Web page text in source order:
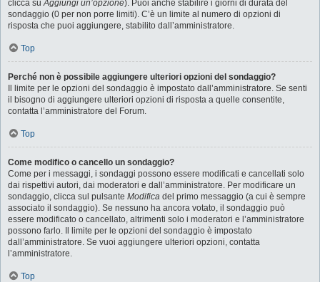
clicca suAggiungi un’opzione). Puoi anche stabilire i giorni di durata del
sondaggio (0 per non porre limiti). C’è un limite al numero di opzioni di
risposta che puoi aggiungere, stabilito dall’amministratore.
Top
Perché non è possibile aggiungere ulteriori opzioni del sondaggio?
Il limite per le opzioni del sondaggio è impostato dall’amministratore. Se senti
il bisogno di aggiungere ulteriori opzioni di risposta a quelle consentite,
contatta l’amministratore del Forum.
Top
Come modifico o cancello un sondaggio?
Come per i messaggi, i sondaggi possono essere modificati e cancellati solo
dai rispettivi autori, dai moderatori e dall’amministratore. Per modificare un
sondaggio, clicca sul pulsante Modifica del primo messaggio (a cui è sempre
associato il sondaggio). Se nessuno ha ancora votato, il sondaggio può
essere modificato o cancellato, altrimenti solo i moderatori e l’amministratore
possono farlo. Il limite per le opzioni del sondaggio è impostato
dall’amministratore. Se vuoi aggiungere ulteriori opzioni, contatta
l’amministratore.
Top